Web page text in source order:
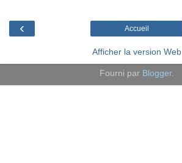
‹ Accueil
Afficher la version Web
Fourni par Blogger.